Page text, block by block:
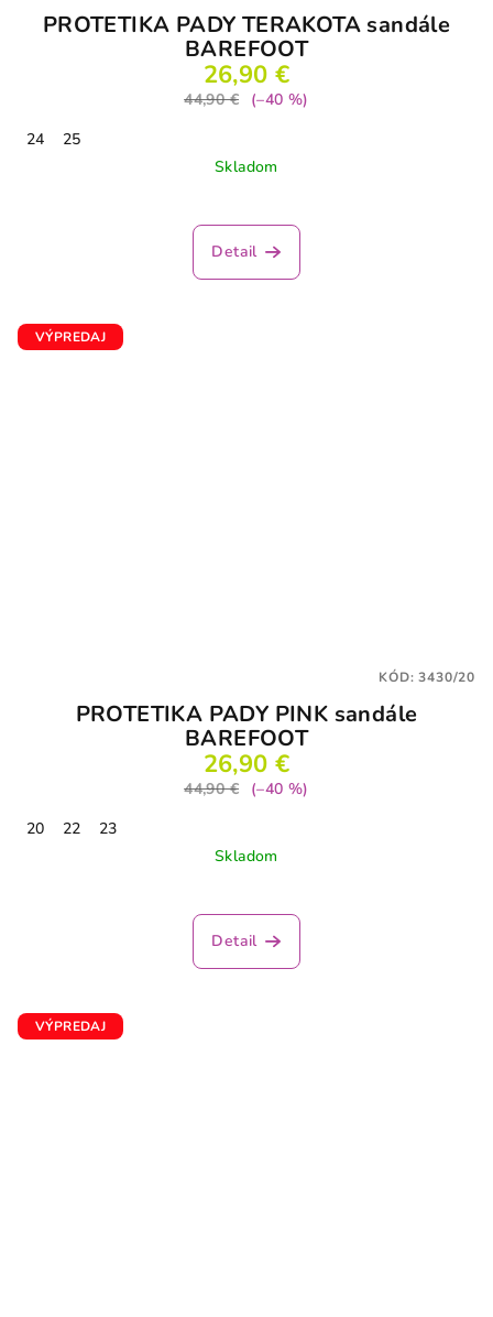
PROTETIKA PADY TERAKOTA sandále
BAREFOOT
26,90 €
44,90 €
(–40 %)
24
25
Skladom
hodnotenie
produktu
Detail
VÝPREDAJ
PROTETIKA PADY PINK sandále
BAREFOOT
26,90 €
44,90 €
(–40 %)
20
22
23
Skladom
hodnotenie
produktu
Detail
KÓD:3430/20
VÝPREDAJ